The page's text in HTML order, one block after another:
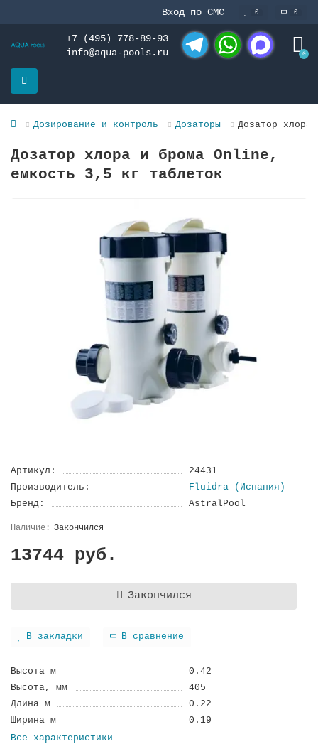
Вход по СМС 0 0
+7 (495) 778-89-93
info@aqua-pools.ru
0
Дозирование и контроль Дозаторы Дозатор
Дозатор хлора и брома Online,
емкость 3,5 кг таблеток
Артикул:
24431
Производитель:
Fluidra (Испания)
Бренд:
AstralPool
Закончился
13744 руб.
Закончился
В закладки В сравнение
Высота м
0.42
Высота, мм
405
Длина м
0.22
Ширина м
0.19
Все характеристики